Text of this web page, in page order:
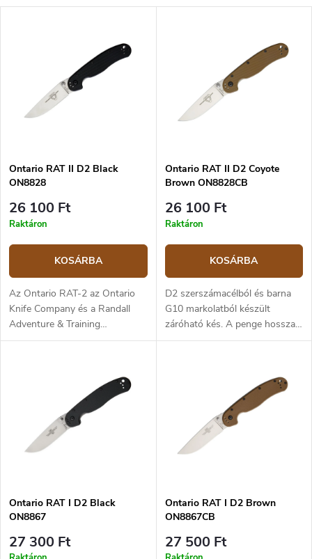
Ontario RAT II D2 Black
ON8828
26 100 Ft
Raktáron
KOSÁRBA
Az Ontario RAT-2 az Ontario
Knife Company és a Randall
Adventure & Training
együttműködésével jött létre. A
mindennapi használatra szánt
zárható kés, amely évek óta
bevált. A D2 szerszámacél
penge matt felületű és lapos
élezésű. A 7,6 cm-es penge
nejlonból, acél markolattal,
béléses zárral. A markolat
nagyon jó fogású az
ergonómikus formának és a
Ontario RAT II D2 Coyote
Brown ON8828CB
26 100 Ft
Raktáron
KOSÁRBA
D2 szerszámacélból és barna
G10 markolatból készült
záróható kés. A penge hossza
7,6 cm.
Ontario RAT I D2 Black
ON8867
27 300 Ft
Ontario RAT I D2 Brown
ON8867CB
27 500 Ft